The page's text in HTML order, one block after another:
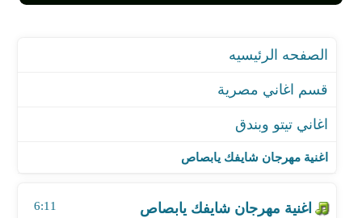
اغنية مهرجان شايفك يابصاص
اغنية مهرجان شايفك يابصاص
6:11
اغنية مهرجان عاشق كل حريم الدنيا
اغنية مهرجان شايفك يابصاص